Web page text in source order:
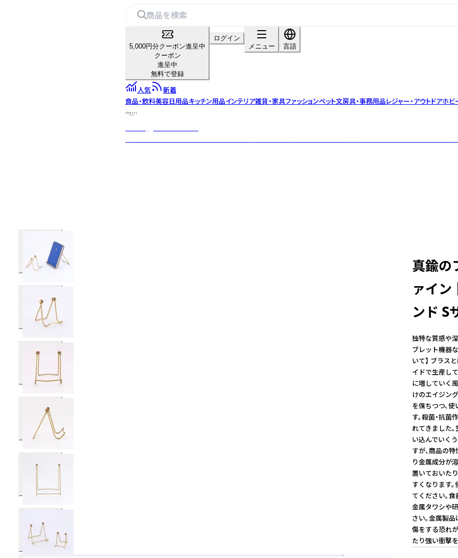
5,000円分クーポン進呈中
クーポン
進呈中
無料で登録
ログイン
メニュー
言語
人気
新着
食品・飲料美容日用品キッチン用品インテリア雑貨・家具ファッションペット文房具・事務用品レジャー・アウトドアホビ
真鍮の
ァイ
ンド S
独特な質感や
ブレット機器
いて】 ブラス
イドで生産し
に増していく
けのエイジン
を保ちつつ、
す。殺菌・抗
れてきました
い込んでいく
すが、商品の
り金属成分が
置いておいた
すくなります
てください。
金属タワシや
さい。金属製
傷をする恐れ
たり強い衝撃